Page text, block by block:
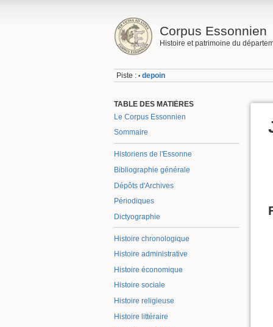
Corpus Essonnien
Histoire et patrimoine du
Piste : • depoin
TABLE DES MATIÈRES
Le Corpus Essonnien
Sommaire
Historiens de l'Essonne
Bibliographie générale
Dépôts d'Archives
Périodiques
Dictyographie
Histoire chronologique
Histoire administrative
Histoire économique
Histoire sociale
Histoire religieuse
Histoire littéraire